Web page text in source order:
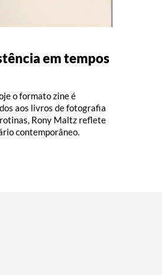
em tempos
o formato zine é
aos livros de fotografia
Rony Maltz reflete
contemporâneo.
Santos, por
Vianna